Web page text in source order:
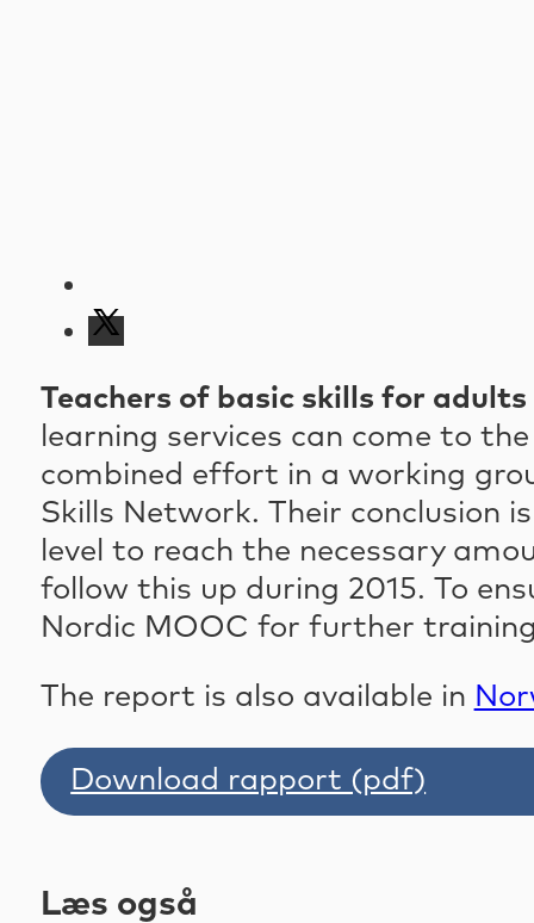
Teachers of basic skills for
learning services can come to
combined effort in a working
Skills Network. Their conclusion
level to reach the necessary
follow this up during 2015. To
Nordic MOOC for further
The report is also available in
Download rapport (pdf)
Læs også